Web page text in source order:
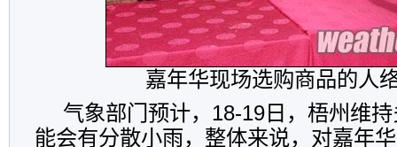
嘉年华现场选购商品的人
气象部门预计，18-19日，梧州维
能会有分散小雨，整体来说，对嘉年